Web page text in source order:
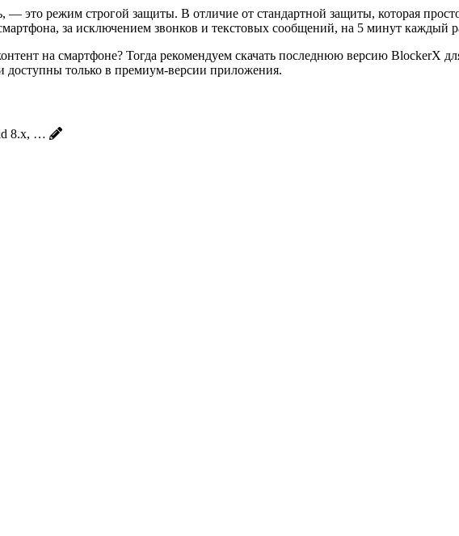
это режим строгой защиты. В отличие от стандартной защиты, которая
за исключением звонков и текстовых сообщений, на 5 минут каждый
на смартфоне? Тогда рекомендуем скачать последнюю версию BlockerX
только в премиум-версии приложения.
8.x, …